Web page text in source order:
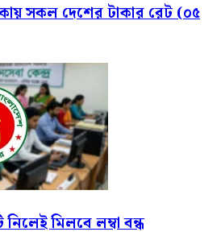
সকল দেশের টাকার রেট (০৫
মিলবে লম্বা বন্ধ